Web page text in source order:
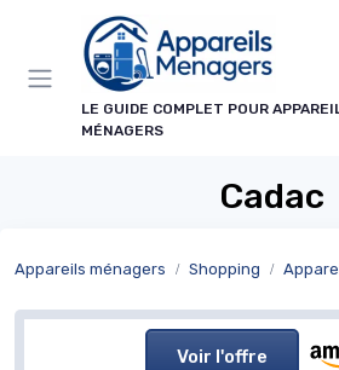
LE GUIDE COMPLET POUR
MÉNAGERS
Cadac
Appareils ménagers Shopping
Voir l'offre
Panneau de gestion des cookies